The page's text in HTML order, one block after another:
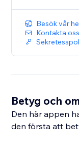
Besök vår
Kontakta
Betyg och
Den här appen
den första att